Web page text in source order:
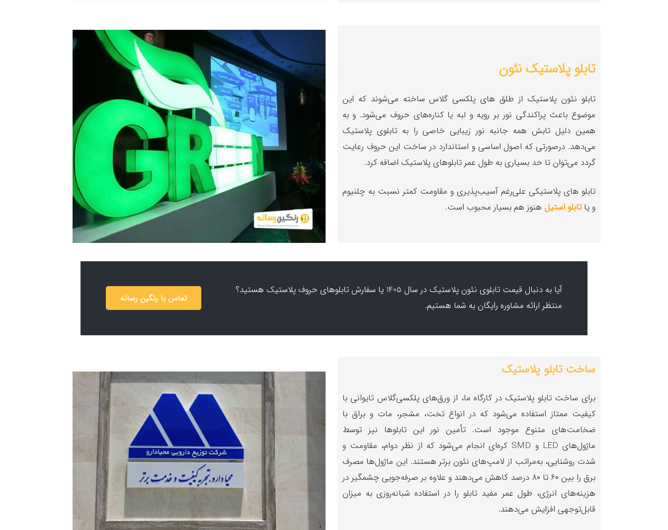
تابلو پلاستیک نئون
تابلو نئون پلاستیک از طلق های پلکسی گلاس ساخته می‌شوند که این
موضوع باعث پراکندگی نور بر رویه و لبه یا کناره‌های حروف می‌شود. و به
همین دلیل تابش همه‌ جانبه نور زیبایی خاصی را به تا‌بلو‌ی پلاستیک
می‌دهد. درصورتی‌ که اصول اساسی و استاندارد در ساخت این حروف رعایت
گردد می‌توان تا حد بسیاری به طول عمر تا‌بلو‌های پلا‌ستیک اضافه کرد.
تابلو های پلاستیکی علی‌رغم آسیب‌پذیری و مقاومت کمتر نسبت به چلنیوم
و یاتابلو استیل هنوز هم بسیار محبوب است.
آیا به دنبال قیمت تابلوی نئون پلاستیک در سال 1405 یا سفارش تابلوهای حروف پلاستیک هستید؟
منتظر ارائه مشاوره رایگان به شما هستیم.
تماس با رنگین رسانه
ساخت تابلو پلاستیک
برای ساخت تابلو پلاستیک در کارگاه ما، از ورق‌های پلکسی‌گلاس تایوانی با
کیفیت ممتاز استفاده می‌شود که در انواع تخت، مشجر، مات و براق با
ضخامت‌های متنوع موجود است. تأمین نور این تابلوها نیز توسط
ماژول‌های LED و SMD کره‌ای انجام می‌شود که از نظر دوام، مقاومت و
شدت روشنایی، به‌مراتب از لامپ‌های نئون برتر هستند. این ماژول‌ها مصرف
برق را بین ۶۰ تا ۸۰ درصد کاهش می‌دهند و علاوه بر صرفه‌جویی چشمگیر در
هزینه‌های انرژی، طول عمر مفید تابلو را در استفاده شبانه‌روزی به میزان
قابل‌توجهی افزایش می‌دهند.